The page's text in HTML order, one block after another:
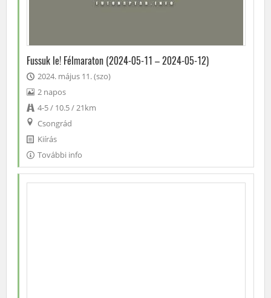
Fussuk le! Félmaraton (2024-05-11 – 2024-05-12)
2024. május 11. (szo)
2 napos
4-5 / 10.5 / 21km
Csongrád
Kiírás
További info